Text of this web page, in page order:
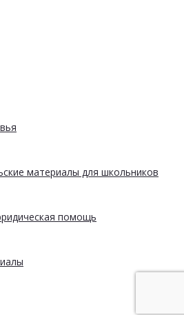
материалы для школьников
помощь